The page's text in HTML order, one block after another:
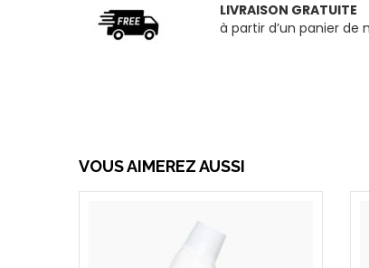
LIVRAISON GRATUITE
à partir d’un panier de
VOUS AIMEREZ AUSSI